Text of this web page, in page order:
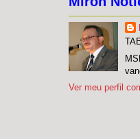
Ver meu perfil